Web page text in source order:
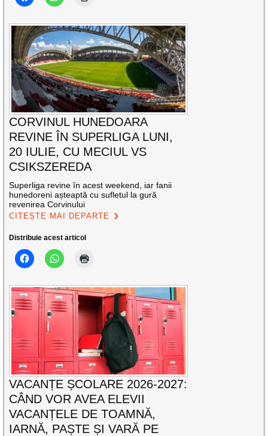
CORVINUL HUNEDOARA
REVINE ÎN SUPERLIGA LUNI,
20 IULIE, CU MECIUL VS
CSIKSZEREDA
Superliga revine în acest weekend, iar fanii
hunedoreni așteaptă cu sufletul la gură
revenirea Corvinului
CITEȘTE MAI DEPARTE
Distribuie acest articol
VACANȚE ȘCOLARE 2026-2027:
CÂND VOR AVEA ELEVII
VACANȚELE DE TOAMNĂ,
IARNĂ, PAȘTE ȘI VARĂ PE